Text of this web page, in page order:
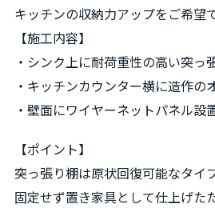
キッチンの収納力アップをご希望
【施工内容】
・シンク上に耐荷重性の高い突っ
・キッチンカウンター横に造作の
・壁面にワイヤーネットパネル設
【ポイント】
突っ張り棚は原状回復可能なタイ
固定せず置き家具として仕上げた